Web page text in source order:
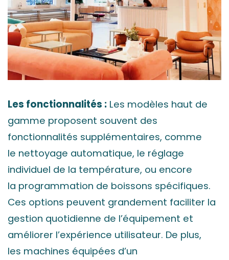
Les fonctionnalités : Les modèles haut de
gamme proposent souvent des
fonctionnalités supplémentaires, comme
le nettoyage automatique, le réglage
individuel de la température, ou encore
la programmation de boissons spécifiques.
Ces options peuvent grandement faciliter la
gestion quotidienne de l’équipement et
améliorer l’expérience utilisateur. De plus,
les machines équipées d’un